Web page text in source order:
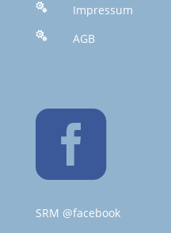
 Impressum
 AGB

SRM @facebook